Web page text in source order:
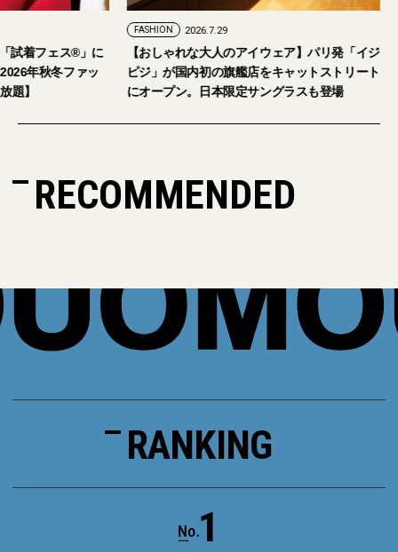
2026年9月5日・6日開催。「試着フェス®︎」に
読者の皆さまをご招待。【2026年秋冬ファッ
ション＆美容アイテム試し放題】
【おしゃれな大人
ピジ」が国内初の
にオープン。日本
RECOMMENDED
RANKING
1